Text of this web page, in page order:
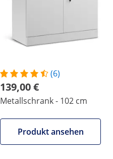
(6)
139,00 €
Metallschrank - 102 cm
Produkt ansehen